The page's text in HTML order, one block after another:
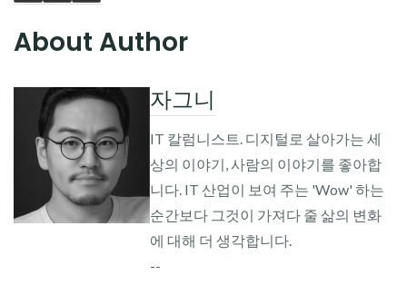
About Author
자그니
IT 칼럼니스트. 디지털로 살아가는 세
상의 이야기, 사람의 이야기를 좋아합
니다. IT 산업이 보여 주는 'Wow' 하는
순간보다 그것이 가져다 줄 삶의 변화
에 대해 더 생각합니다.
--